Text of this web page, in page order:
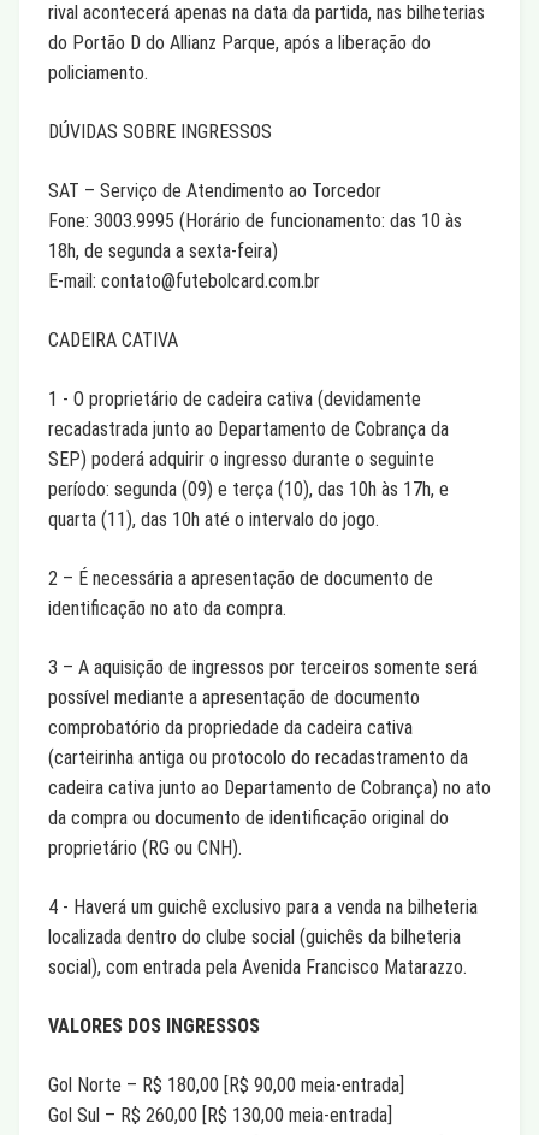
rival acontecerá apenas na data da partida, nas bilheterias
do Portão D do Allianz Parque, após a liberação do
policiamento.
DÚVIDAS SOBRE INGRESSOS
SAT – Serviço de Atendimento ao Torcedor
Fone: 3003.9995 (Horário de funcionamento: das 10 às
18h, de segunda a sexta-feira)
E-mail: contato@futebolcard.com.br
CADEIRA CATIVA
1 - O proprietário de cadeira cativa (devidamente
recadastrada junto ao Departamento de Cobrança da
SEP) poderá adquirir o ingresso durante o seguinte
período: segunda (09) e terça (10), das 10h às 17h, e
quarta (11), das 10h até o intervalo do jogo.
2 – É necessária a apresentação de documento de
identificação no ato da compra.
3 – A aquisição de ingressos por terceiros somente será
possível mediante a apresentação de documento
comprobatório da propriedade da cadeira cativa
(carteirinha antiga ou protocolo do recadastramento da
cadeira cativa junto ao Departamento de Cobrança) no ato
da compra ou documento de identificação original do
proprietário (RG ou CNH).
4 - Haverá um guichê exclusivo para a venda na bilheteria
localizada dentro do clube social (guichês da bilheteria
social), com entrada pela Avenida Francisco Matarazzo.
VALORES DOS INGRESSOS
Gol Norte – R$ 180,00 [R$ 90,00 meia-entrada]
Gol Sul – R$ 260,00 [R$ 130,00 meia-entrada]